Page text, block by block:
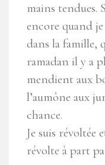
mains tendues.
encore quand
dans la famille,
ramadan il y a
mendient aux
l’aumône aux
chance.
Je suis révoltée
révolte à part